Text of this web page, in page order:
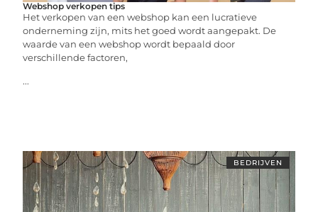
Webshop verkopen tips
Het verkopen van een webshop kan een lucratieve
onderneming zijn, mits het goed wordt aangepakt. De
waarde van een webshop wordt bepaald door
verschillende factoren,
...
BEDRIJVEN